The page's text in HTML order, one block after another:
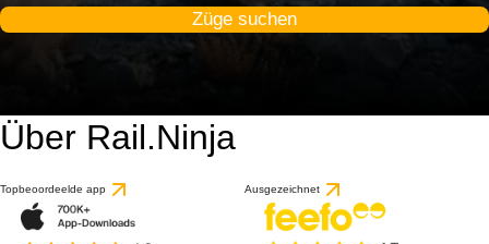
Züge suchen
Über Rail.Ninja
Topbeoordeelde app Ausgezeichnet